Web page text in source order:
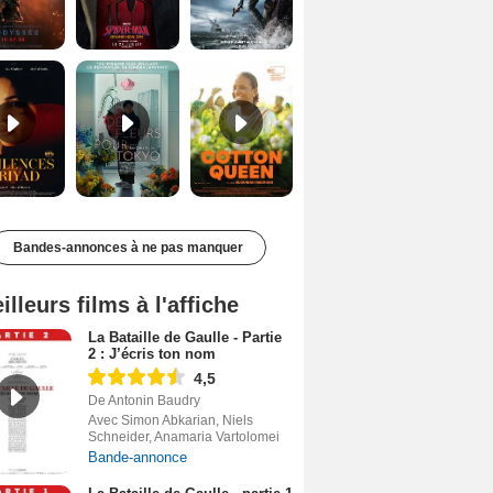
Les Silences de Riyad Bande-annonce VO STFR Cotton Queen Bande-annonce VO STFR
Bandes-annonces à ne pas manquer
films à l'affiche
La Bataille de Gaulle - Partie
2 : J’écris ton nom
4,5
De Antonin Baudry
Avec Simon Abkarian, Niels
Schneider, Anamaria Vartolomei
Bande-annonce